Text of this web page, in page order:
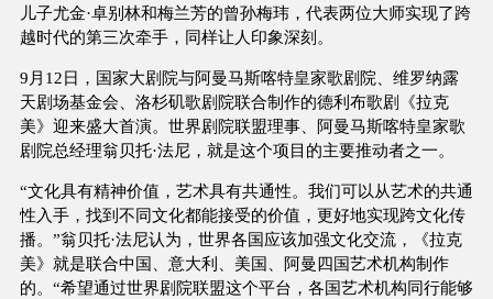
儿子尤金·卓别林和梅兰芳的曾孙梅玮，代表两位大师实现了跨
越时代的第三次牵手，同样让人印象深刻。
9月12日，国家大剧院与阿曼马斯喀特皇家歌剧院、维罗纳露
天剧场基金会、洛杉矶歌剧院联合制作的德利布歌剧《拉克
美》迎来盛大首演。世界剧院联盟理事、阿曼马斯喀特皇家歌
剧院总经理翁贝托·法尼，就是这个项目的主要推动者之一。
“文化具有精神价值，艺术具有共通性。我们可以从艺术的共通
性入手，找到不同文化都能接受的价值，更好地实现跨文化传
播。”翁贝托·法尼认为，世界各国应该加强文化交流，《拉克
美》就是联合中国、意大利、美国、阿曼四国艺术机构制作
的。“希望通过世界剧院联盟这个平台，各国艺术机构同行能够